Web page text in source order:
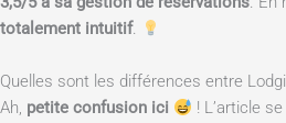
totalement intuitif.
Quelles sont les différences entre
Ah, petite confusion ici
! L’article